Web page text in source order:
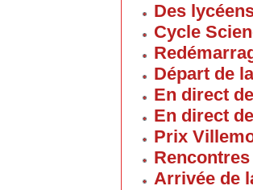
Des
Cycle
Départ de
En direct
En direct
Prix
Arrivée de